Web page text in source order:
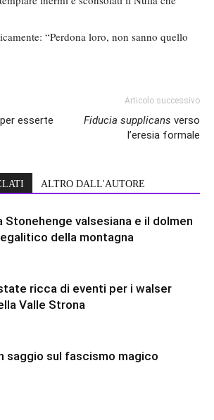
“Perdona loro, non sanno quello
esserte
Articolo successivo
Fiducia supplicans verso
l’eresia formale
ALTRO DALL'AUTORE
Stonehenge valsesiana e il dolmen
della montagna
ricca di eventi per i walser
Valle Strona
saggio sul fascismo magico